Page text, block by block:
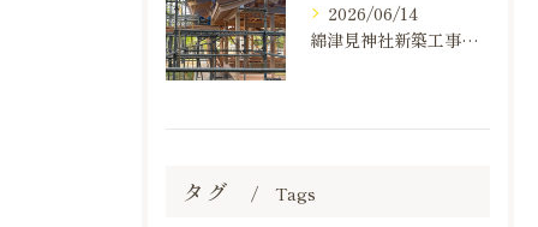
2026/06/14
綿津見神社新築工事の建て方状況のお知らせ
タグ Tags